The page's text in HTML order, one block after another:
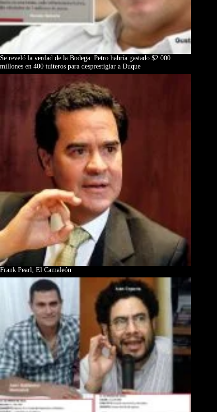
Se reveló la verdad de la Bodega: Petro habría gastado $2.000
millones en 400 tuiteros para desprestigiar a Duque
Frank Pearl, El Camaleón